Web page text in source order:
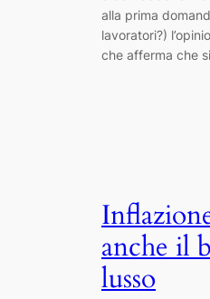
alla prima
lavoratori?)
che afferma che
anche il
lusso